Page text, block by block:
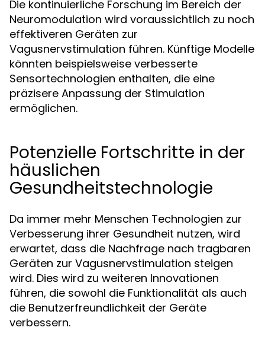
Die kontinuierliche Forschung im Bereich der
Neuromodulation wird voraussichtlich zu noch
effektiveren Geräten zur
Vagusnervstimulation führen. Künftige Modelle
könnten beispielsweise verbesserte
Sensortechnologien enthalten, die eine
präzisere Anpassung der Stimulation
ermöglichen.
Potenzielle Fortschritte in der
häuslichen
Gesundheitstechnologie
Da immer mehr Menschen Technologien zur
Verbesserung ihrer Gesundheit nutzen, wird
erwartet, dass die Nachfrage nach tragbaren
Geräten zur Vagusnervstimulation steigen
wird. Dies wird zu weiteren Innovationen
führen, die sowohl die Funktionalität als auch
die Benutzerfreundlichkeit der Geräte
verbessern.